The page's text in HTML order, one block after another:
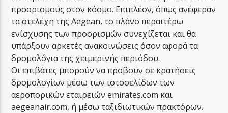
προορισμούς στον κόσμο. Επιπλέον, όπως ανέφεραν
τα στελέχη της Aegean, το πλάνο περαιτέρω
ενίσχυσης των προορισμών συνεχίζεται και θα
υπάρξουν αρκετές ανακοινώσεις όσον αφορά τα
δρομολόγια της χειμερινής περιόδου.
Οι επιβάτες μπορούν να προβούν σε κρατήσεις
δρομολογίων μέσω των ιστοσελίδων των
αεροπορικών εταιρειών emirates.com και
aegeanair.com, ή μέσω ταξιδιωτικών πρακτόρων.